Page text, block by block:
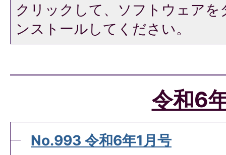
クリックして、ソフトウェア
ンストールしてください。
令和6
No.993 令和6年1月号